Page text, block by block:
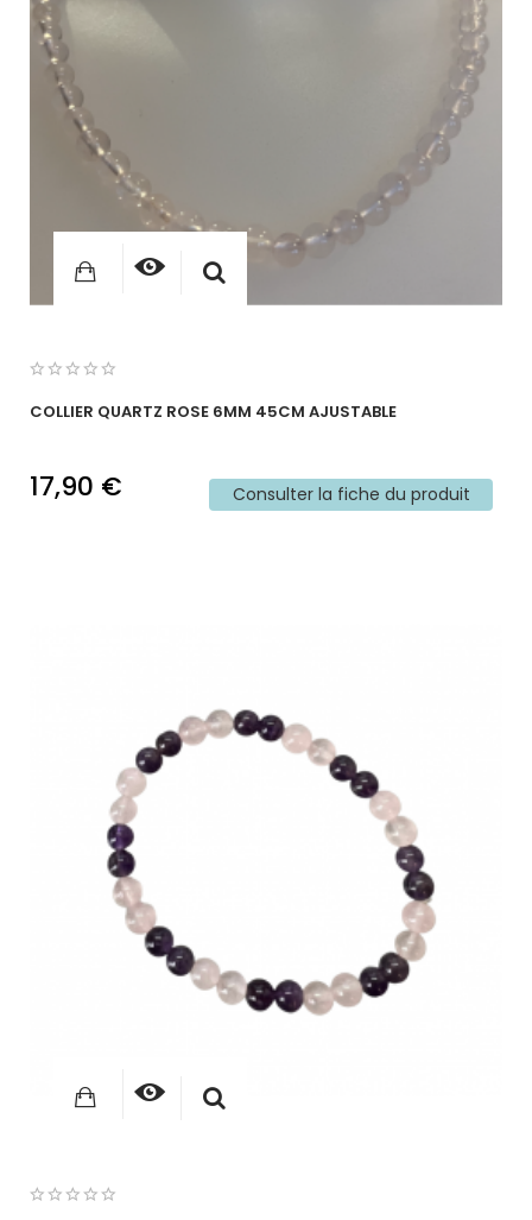
COLLIER QUARTZ ROSE 6MM 45CM AJUSTABLE
17,90 € Consulter la fiche du produit